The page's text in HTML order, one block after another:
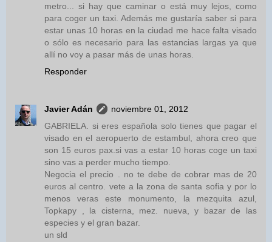
metro... si hay que caminar o está muy lejos, como
para coger un taxi. Además me gustaría saber si para
estar unas 10 horas en la ciudad me hace falta visado
o sólo es necesario para las estancias largas ya que
allí no voy a pasar más de unas horas.
Responder
Javier Adán
noviembre 01, 2012
GABRIELA. si eres española solo tienes que pagar el
visado en el aeropuerto de estambul, ahora creo que
son 15 euros pax.si vas a estar 10 horas coge un taxi
sino vas a perder mucho tiempo.
Negocia el precio . no te debe de cobrar mas de 20
euros al centro. vete a la zona de santa sofia y por lo
menos veras este monumento, la mezquita azul,
Topkapy , la cisterna, mez. nueva, y bazar de las
especies y el gran bazar.
un sld